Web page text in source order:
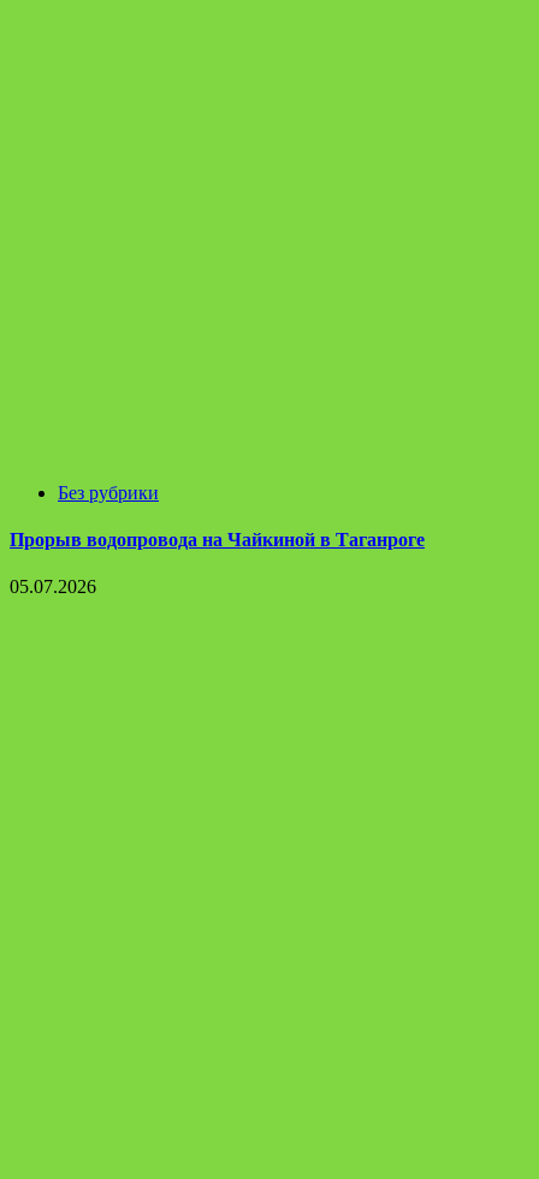
Без рубрики
Прорыв водопровода на Чайкиной в Таганроге
05.07.2026